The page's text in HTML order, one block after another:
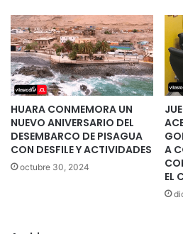
HUARA CONMEMORA UN
NUEVO ANIVERSARIO DEL
DESEMBARCO DE PISAGUA
CON DESFILE Y ACTIVIDADES
octubre 30, 2024
A
EL